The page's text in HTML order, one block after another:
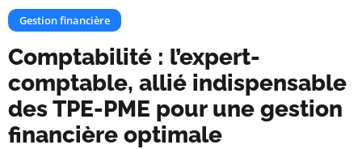
Gestion financière
Comptabilité : l’expert-
comptable, allié indispensable
des TPE-PME pour une gestion
financière optimale